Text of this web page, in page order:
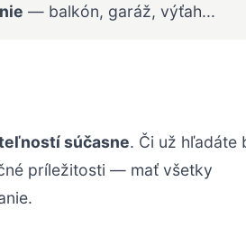
— balkón, garáž, výťah...
súčasne. Či už hľadáte
príležitosti — mať všetky